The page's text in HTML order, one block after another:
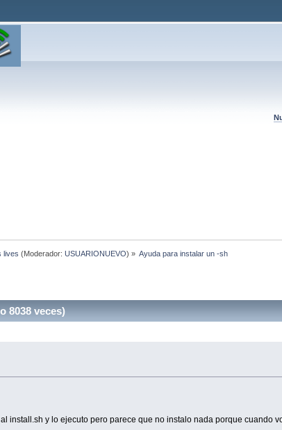
lives (Moderador: USUARIONUEVO) » Ayuda para instalar un -sh
8038 veces)
install.sh y lo ejecuto pero parece que no instalo nada porque cuando